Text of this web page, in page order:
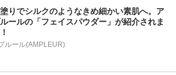
りでシルクのようなきめ細かい素肌へ。ア
ールの「フェイスパウダー」が紹介されま
ルール(AMPLEUR)